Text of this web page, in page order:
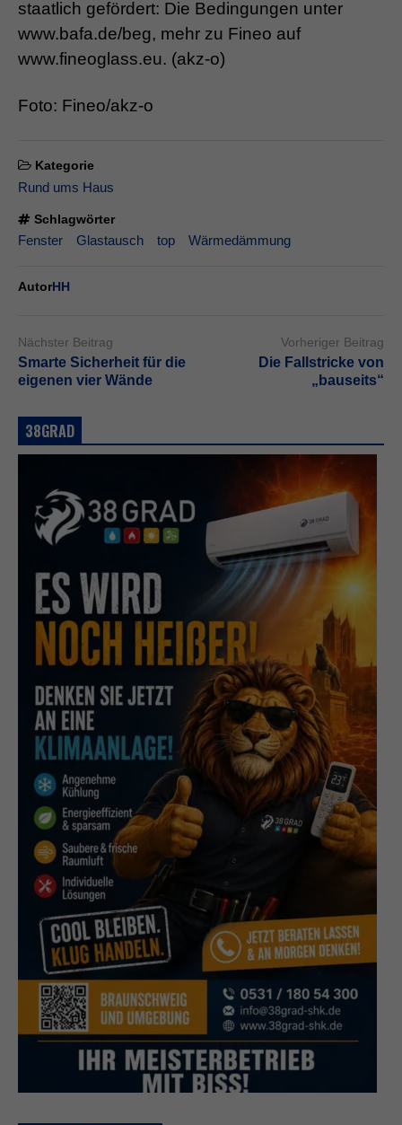
staatlich gefördert: Die Bedingungen unter
www.bafa.de/beg, mehr zu Fineo auf
www.fineoglass.eu. (akz-o)
Foto: Fineo/akz-o
Kategorie
Rund ums Haus
Schlagwörter
Fenster Glastausch top Wärmedämmung
Autor HH
Nächster Beitrag
Smarte Sicherheit für die
eigenen vier Wände
Vorheriger Beitrag
Die Fallstricke von
„bauseits“
38GRAD